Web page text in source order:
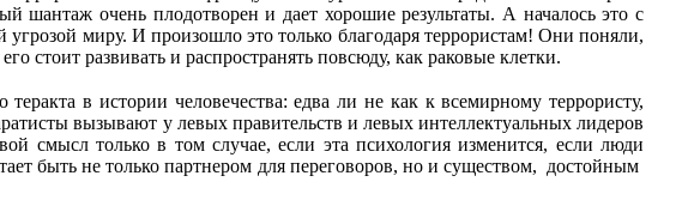
шантаж очень плодотворен и дает хорошие результаты. А началось это с
угрозой миру. И произошло это только благодаря террористам! Они поняли,
стоит развивать и распространять повсюду, как раковые клетки.
в истории человечества: едва ли не как к всемирному террористу,
вызывают у левых правительств и левых интеллектуальных лидеров
смысл только в том случае, если эта психология изменится, если люди
быть не только партнером для переговоров, но и существом, достойным